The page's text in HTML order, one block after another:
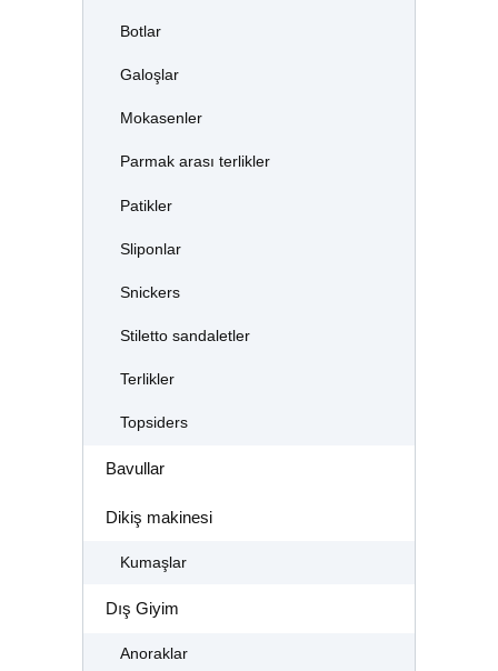
Botlar
Galoşlar
Mokasenler
Parmak arası terlikler
Patikler
Sliponlar
Snickers
Stiletto sandaletler
Terlikler
Topsiders
Bavullar
Dikiş makinesi
Kumaşlar
Dış Giyim
Anoraklar